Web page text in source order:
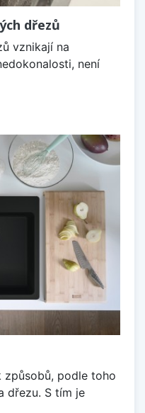
dřezů
vznikají na
není
způsobů, podle toho
dřezu. S tím je